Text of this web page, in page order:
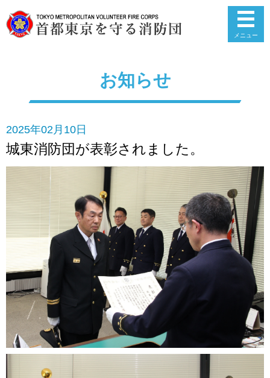
メニュー
お知らせ
2025年02月10日
城東消防団が表彰されました。